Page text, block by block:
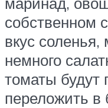
собственном
вкус
немного
томаты будут
переложить в